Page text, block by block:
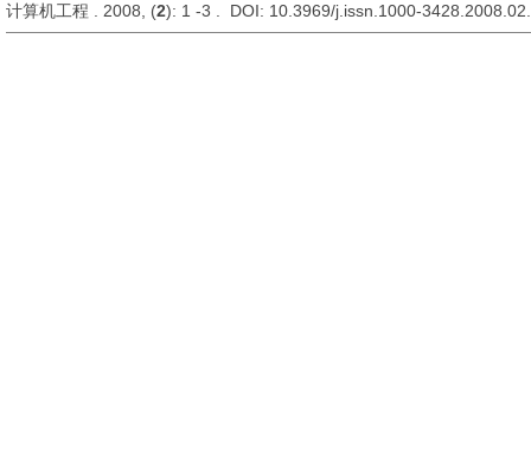
计算机工程 . 2008, (2): 1 -3 . DOI: 10.3969/j.issn.1000-